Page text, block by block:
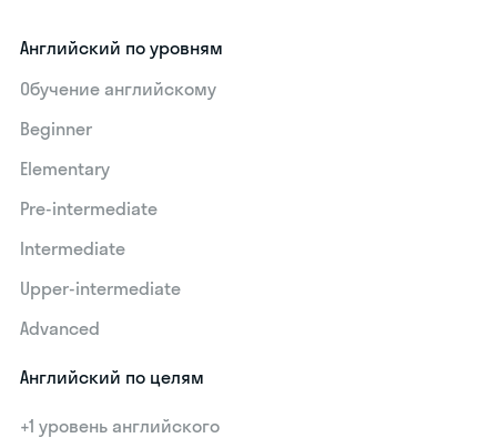
Английский по уровням
Обучение английскому
Beginner
Elementary
Pre-intermediate
Intermediate
Upper-intermediate
Advanced
Английский по целям
+1 уровень английского